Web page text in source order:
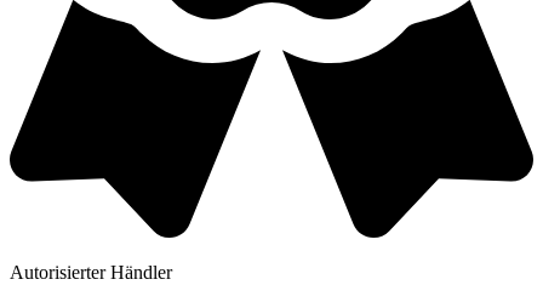
Autorisierter Händler